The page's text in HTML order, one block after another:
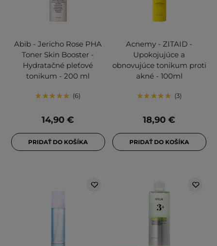
Abib - Jericho Rose PHA
Toner Skin Booster -
Hydratačné pleťové
tonikum - 200 ml
6
14,90 €
PRIDAŤ DO KOŠÍKA
Acnemy - ZITAID -
Upokojujúce a
obnovujúce tonikum proti
akné - 100ml
3
18,90 €
PRIDAŤ DO KOŠÍKA